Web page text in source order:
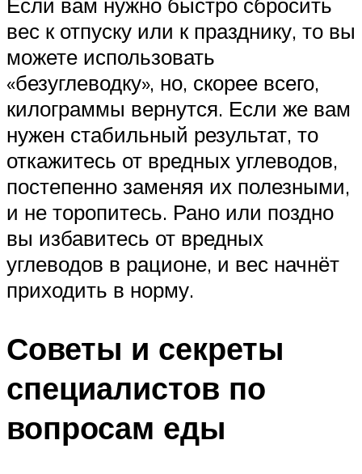
вес к отпуску или к празднику, то вы
можете использовать
«безуглеводку», но, скорее всего,
килограммы вернутся. Если же вам
нужен стабильный результат, то
откажитесь от вредных углеводов,
постепенно заменяя их полезными,
и не торопитесь. Рано или поздно
вы избавитесь от вредных
углеводов в рационе, и вес начнёт
приходить в норму.
Советы и секреты
специалистов по
вопросам еды